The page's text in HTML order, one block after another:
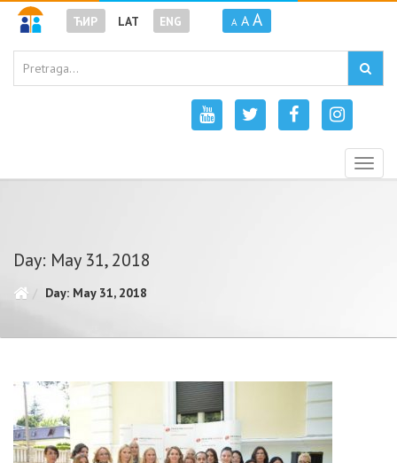
ЋИР LAT ENG A A A
Day: May 31, 2018
Day: May 31, 2018